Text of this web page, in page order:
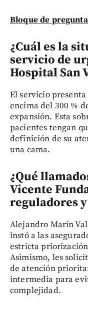
Bloque de
¿Cuál es la
servicio de
Hospital San
El servicio
encima del 300 %
expansión. Esta
pacientes tengan
definición de su
una cama.
¿Qué
Vicente
reguladores y
Alejandro Marín
instó a las
estricta
Asimismo, les
de atención
intermedia para
complejidad.